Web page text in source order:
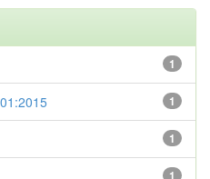
1
1
1
1